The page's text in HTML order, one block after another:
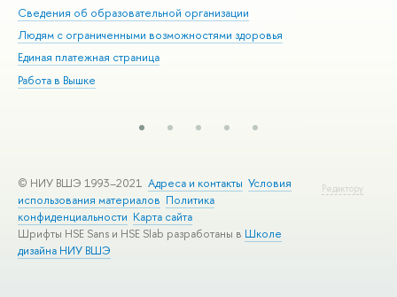
Сведения об образовательной организации
Людям с ограниченными возможностями здоровья
Единая платежная страница
Работа в Вышке
Редактору
© НИУ ВШЭ 1993–2021 Адреса и контакты Условия
использования материалов Политика
конфиденциальности Карта сайта
Шрифты HSE Sans и HSE Slab разработаны в Школе
дизайна НИУ ВШЭ